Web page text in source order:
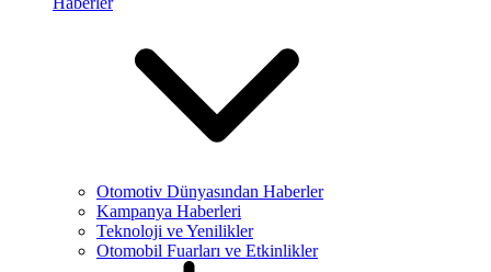
Otomotiv Dünyasından Haberler
Kampanya Haberleri
Teknoloji ve Yenilikler
Otomobil Fuarları ve Etkinlikler